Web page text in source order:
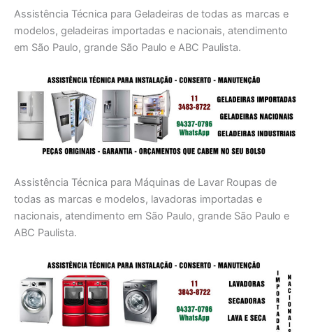
Assistência Técnica para Geladeiras de todas as marcas e
modelos, geladeiras importadas e nacionais, atendimento
em São Paulo, grande São Paulo e ABC Paulista.
Assistência Técnica para Máquinas de Lavar Roupas de
todas as marcas e modelos, lavadoras importadas e
nacionais, atendimento em São Paulo, grande São Paulo e
ABC Paulista.